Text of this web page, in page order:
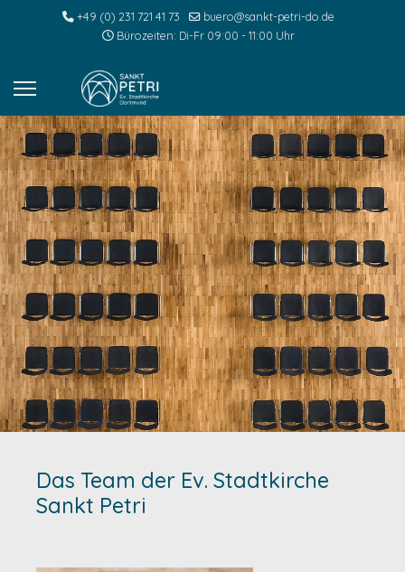
+49 (0) 231 721 41 73
buero@sankt-petri-do.de
Bürozeiten: Di-Fr 09:00 - 11:00 Uhr
Das Team der Ev. Stadtkirche
Sankt Petri